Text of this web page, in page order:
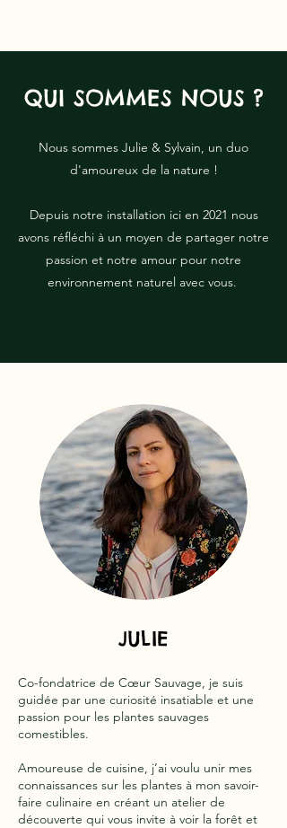
QUI SOMMES NOUS ?
Nous sommes Julie & Sylvain, un duo
d'amoureux de la nature !
Depuis notre installation ici en 2021 nous
avons réfléchi à un moyen de partager notre
passion et notre amour pour notre
environnement naturel avec vous.
JULIE
Co-fondatrice de Cœur Sauvage, je suis
guidée par une curiosité insatiable et une
passion pour les plantes sauvages
comestibles.
Amoureuse de cuisine, j’ai voulu unir mes
connaissances sur les plantes à mon savoir-
faire culinaire en créant un atelier de
découverte qui vous invite à voir la forêt et